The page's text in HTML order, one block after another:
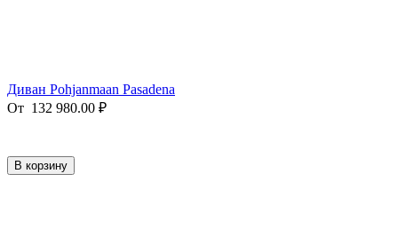
Диван Pohjanmaan Pasadena
От 132 980.00 ₽
В корзину